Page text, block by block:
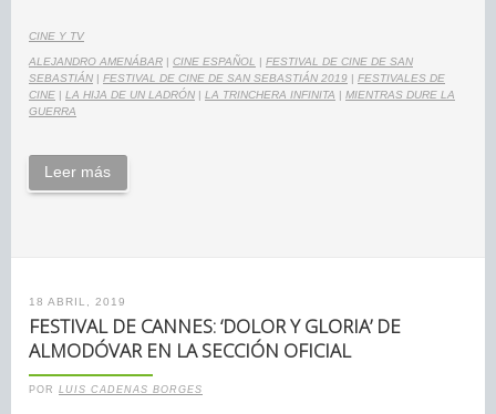
CINE Y TV
ALEJANDRO AMENÁBAR | CINE ESPAÑOL | FESTIVAL DE CINE DE SAN
SEBASTIÁN | FESTIVAL DE CINE DE SAN SEBASTIÁN 2019 | FESTIVALES DE
CINE | LA HIJA DE UN LADRÓN | LA TRINCHERA INFINITA | MIENTRAS DURE LA
GUERRA
Leer más
18 ABRIL, 2019
FESTIVAL DE CANNES: ‘DOLOR Y GLORIA’ DE
ALMODÓVAR EN LA SECCIÓN OFICIAL
POR LUIS CADENAS BORGES